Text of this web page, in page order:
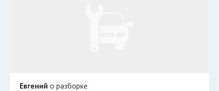
Евгений о разборке